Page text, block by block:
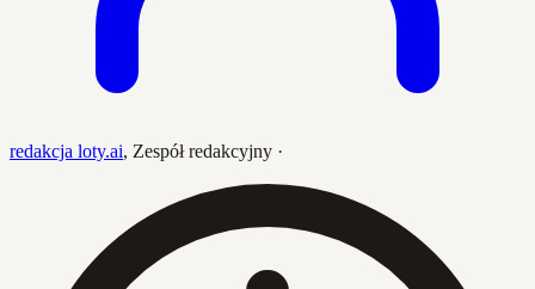
redakcja loty.ai, Zespół redakcyjny ·